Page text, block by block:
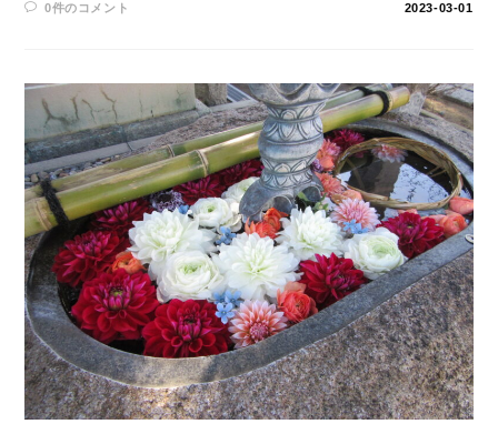
0件のコメント 2023-03-01